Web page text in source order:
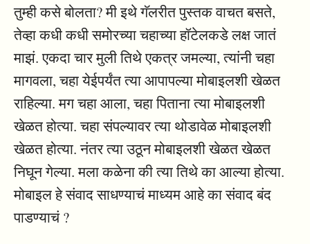
तुम्ही कसे बोलता? मी इथे गॅलरीत पुस्तक वाचत बसते,
तेव्हा कधी कधी समोरच्या चहाच्या हॉटेलकडे लक्ष जातं
माझं. एकदा चार मुली तिथे एकत्र जमल्या, त्यांनी चहा
मागवला, चहा येईपर्यंत त्या आपापल्या मोबाइलशी खेळत
राहिल्या. मग चहा आला, चहा पिताना त्या मोबाइलशी
खेळत होत्या. चहा संपल्यावर त्या थोडावेळ मोबाइलशी
खेळत होत्या. नंतर त्या उठून मोबाइलशी खेळत खेळत
निघून गेल्या. मला कळेना की त्या तिथे का आल्या होत्या.
मोबाइल हे संवाद साधण्याचं माध्यम आहे का संवाद बंद
पाडण्याचं ?